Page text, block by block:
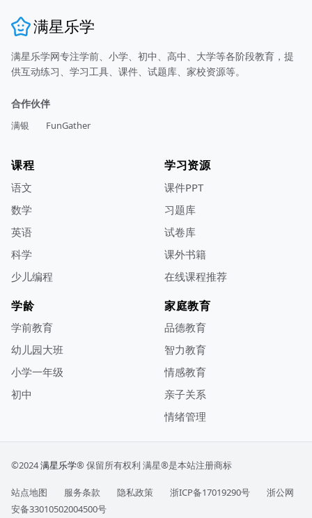
满星乐学
满星乐学网专注学前、小学、初中、高中、大学等各阶段教育，提
供互动练习、学习工具、课件、试题库、家校资源等。
合作伙伴
满银 FunGather
课程
语文
数学
英语
科学
少儿编程
学习资源
课件PPT
习题库
试卷库
课外书籍
在线课程推荐
学龄
学前教育
幼儿园大班
小学一年级
初中
家庭教育
品德教育
智力教育
情感教育
亲子关系
情绪管理
©2024满星乐学® 保留所有权利 满星®是本站注册商标
站点地图 服务条款 隐私政策 浙ICP备17019290号
浙公网
安备33010502004500号